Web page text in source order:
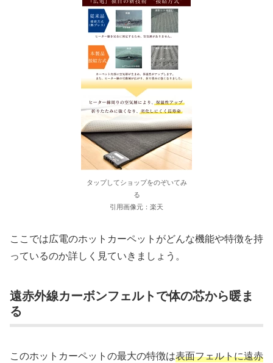
タップしてショップをのぞいてみ
る
引用画像元：楽天
ここでは広電のホットカーペットがどんな機能や特徴を持
っているのか詳しく見ていきましょう。
遠赤外線カーボンフェルトで体の芯から暖ま
る
このホットカーペットの最大の特徴は表面フェルトに遠赤